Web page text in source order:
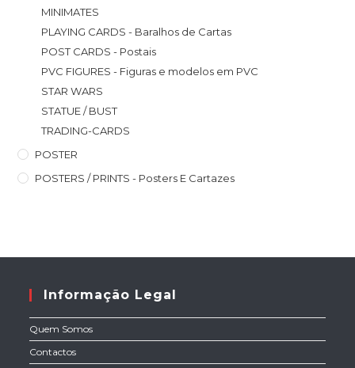
MINIMATES
PLAYING CARDS - Baralhos de Cartas
POST CARDS - Postais
PVC FIGURES - Figuras e modelos em PVC
STAR WARS
STATUE / BUST
TRADING-CARDS
POSTER
POSTERS / PRINTS - Posters E Cartazes
Informação Legal
Quem Somos
Contactos